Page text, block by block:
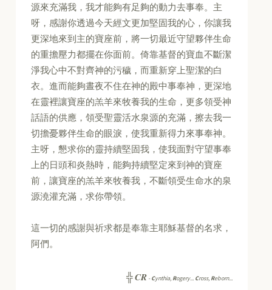
源來充滿我，我才能夠有足夠的動力去事奉。主
呀，感謝你透過今天經文更加堅固我的心，你讓我
更深地來到主的寶座前，將一切最近守望夥伴生命
的重擔壓力都擺在你面前。倚靠基督的寶血不斷潔
淨我心中不對齊神的污穢，而重新穿上聖潔的白
衣。進而能夠晝夜不住在神的殿中事奉神，更深地
在靈裡讓寶座的羔羊來牧養我的生命，更多領受神
話語的供應，領受聖靈活水泉源的充滿，擦去我一
切擔憂夥伴生命的眼淚，使我重新得力來事奉神。
主呀，懇求你的靈持續堅固我，使我面對守望事奉
上的日頭和炎熱時，能夠持續堅定來到神的寶座
前，讓寶座的羔羊來牧養我，不斷領受生命水的泉
源澆灌充滿，求你帶領。
這一切的感謝與祈求都是奉靠主耶穌基督的名求，
阿們。
╬CR -Cynthia, Rogery... Cross, Reborn...